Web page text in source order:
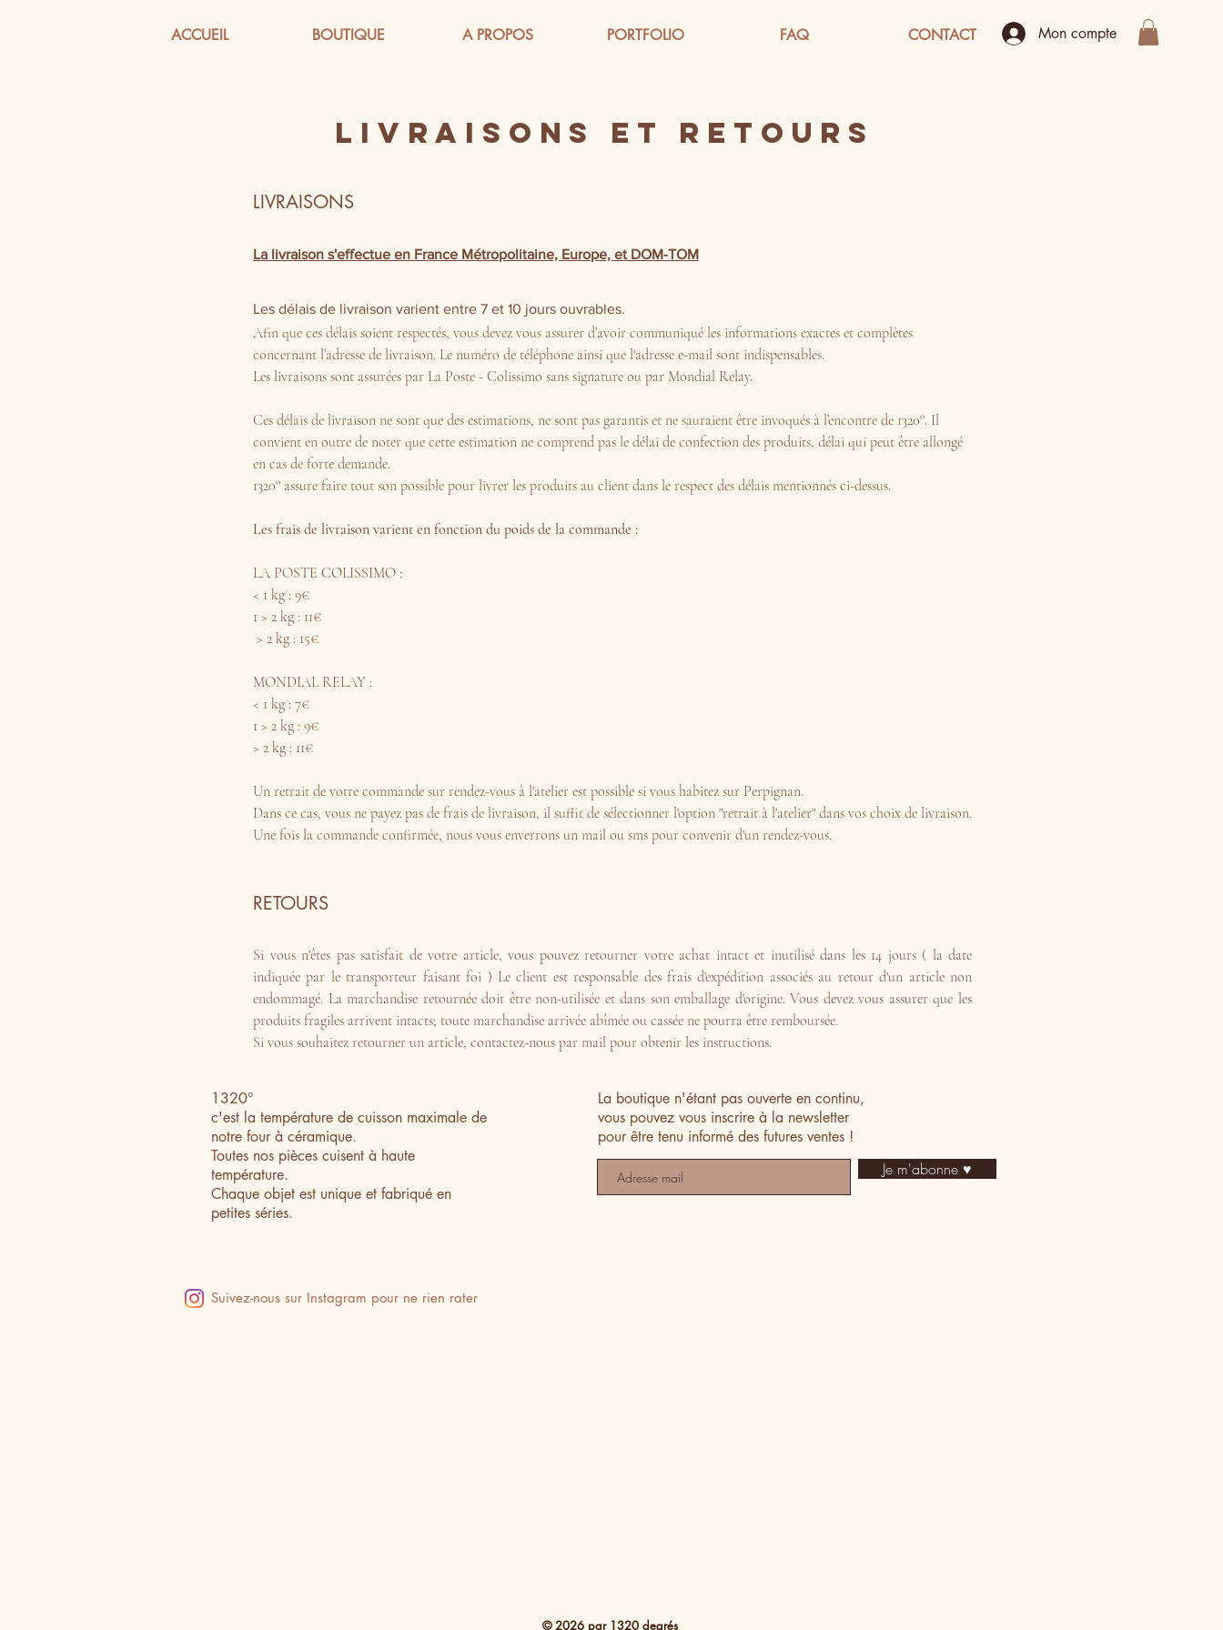
Mon compte
ACCUEIL BOUTIQUE A PROPOS PORTFOLIO FAQ CONTACT
LIVRAISONS ET RETOURS
LIVRAISONS
La livraison s'effectue en France Métropolitaine, Europe, et DOM-TOM
Les délais de livraison varient entre 7 et 10 jours ouvrables.
Afin que ces délais soient respectés, vous devez vous assurer d’avoir communiqué les informations exactes et complètes
concernant l’adresse de livraison. Le numéro de téléphone ainsi que l'adresse e-mail sont indispensables.
Les livraisons sont assurées par La Poste - Colissimo sans signature ou par Mondial Relay.
Ces délais de livraison ne sont que des estimations, ne sont pas garantis et ne sauraient être invoqués à l’encontre de 1320°. Il
convient en outre de noter que cette estimation ne comprend pas le délai de confection des produits, délai qui peut être allongé
en cas de forte demande.
1320° assure faire tout son possible pour livrer les produits au client dans le respect des délais mentionnés ci-dessus.
Les frais de livraison varient en fonction du poids de la commande :
LA POSTE COLISSIMO :
< 1 kg : 9€
1 > 2 kg : 11€
> 2 kg : 15€
MONDIAL RELAY :
< 1 kg : 7€
1 > 2 kg : 9€
> 2 kg : 11€
Un retrait de votre commande sur rendez-vous à l'atelier est possible si vous habitez sur Perpignan.
Dans ce cas, vous ne payez pas de frais de livraison, il suffit de sélectionner l'option "retrait à l'atelier" dans vos choix de livraison.
Une fois la commande confirmée, nous vous enverrons un mail ou sms pour convenir d'un rendez-vous.
RETOURS
Si vous n'êtes pas satisfait de votre article, vous pouvez retourner votre achat intact et inutilisé dans les 14 jours ( la date
indiquée par le transporteur faisant foi ) Le client est responsable des frais d'expédition associés au retour d'un article non
endommagé. La marchandise retournée doit être non-utilisée et dans son emballage d'origine. Vous devez vous assurer que les
produits fragiles arrivent intacts; toute marchandise arrivée abîmée ou cassée ne pourra être remboursée.
Si vous souhaitez retourner un article, contactez-nous par mail pour obtenir les instructions.
1320°
c'est la température de cuisson maximale de
notre four à céramique.
Toutes nos pièces cuisent à haute
température.
Chaque objet est unique et fabriqué en
petites séries.
La boutique n'étant pas ouverte en continu,
vous pouvez vous inscrire à la newsletter
pour être tenu informé des futures ventes !
Je m'abonne ♥
Suivez-nous sur Instagram pour ne rien rater
© 2026 par 1320 degrés